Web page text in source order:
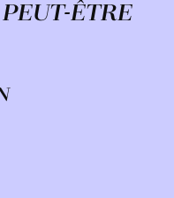
ÊTRE